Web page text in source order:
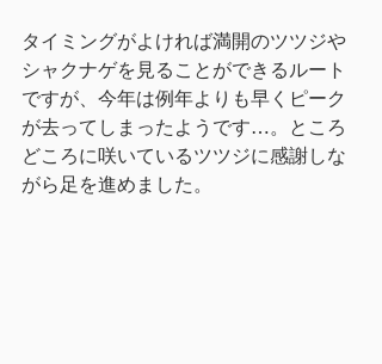
タイミングがよければ満開のツツジや
シャクナゲを見ることができるルート
ですが、今年は例年よりも早くピーク
が去ってしまったようです…。ところ
どころに咲いているツツジに感謝しな
がら足を進めました。